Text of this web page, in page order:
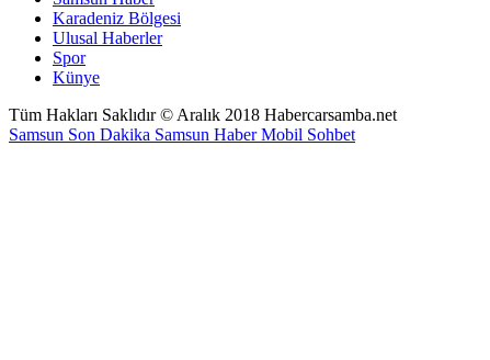
Karadeniz Bölgesi
Ulusal Haberler
Spor
Künye
Tüm Hakları Saklıdır © Aralık 2018 Habercarsamba.net
Samsun Son Dakika Samsun HaberMobil Sohbet